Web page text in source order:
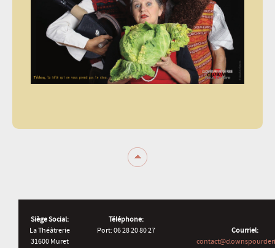
Siège Social:
La Théâtrerie
31600 Muret
Téléphone:
Port: 06 28 20 80 27
Courriel: